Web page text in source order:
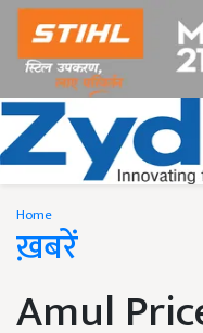
Home
ख़बरें
Amul